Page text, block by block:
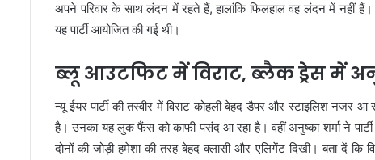
अपने परिवार के साथ लंदन में रहते हैं, हालांकि फिलहाल वह लंदन में नहीं
यह पार्टी आयोजित की गई थी।
ब्लू आउटफिट में विराट, ब्लैक ड्रेस में
न्यू ईयर पार्टी की तस्वीर में विराट कोहली बेहद डैपर और स्टाइलिश
है। उनका यह लुक फैंस को काफी पसंद आ रहा है। वहीं अनुष्का शर्मा ने
दोनों की जोड़ी हमेशा की तरह बेहद क्लासी और एलिगेंट दिखी। बता दें